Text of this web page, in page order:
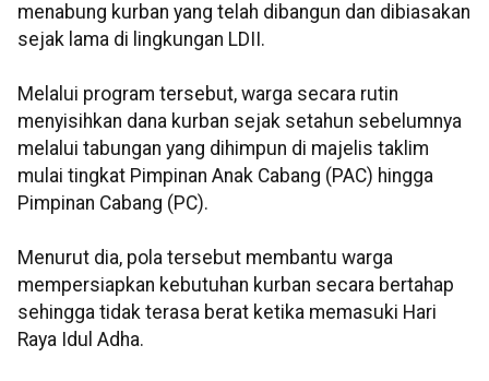
menabung kurban yang telah dibangun dan dibiasakan
sejak lama di lingkungan LDII.
Melalui program tersebut, warga secara rutin
menyisihkan dana kurban sejak setahun sebelumnya
melalui tabungan yang dihimpun di majelis taklim
mulai tingkat Pimpinan Anak Cabang (PAC) hingga
Pimpinan Cabang (PC).
Menurut dia, pola tersebut membantu warga
mempersiapkan kebutuhan kurban secara bertahap
sehingga tidak terasa berat ketika memasuki Hari
Raya Idul Adha.